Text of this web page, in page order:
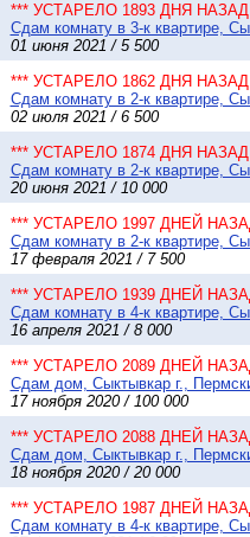
*** УСТАРЕЛО 1893 ДНЯ НАЗАД
Сдам комнату в 3-к квартире,
01 июня 2021 / 5 500
*** УСТАРЕЛО 1862 ДНЯ НАЗАД
Сдам комнату в 2-к квартире,
02 июля 2021 / 6 500
*** УСТАРЕЛО 1874 ДНЯ НАЗАД
Сдам комнату в 2-к квартире,
20 июня 2021 / 10 000
*** УСТАРЕЛО 1997 ДНЕЙ
Сдам комнату в 2-к квартире,
17 февраля 2021 / 7 500
*** УСТАРЕЛО 1939 ДНЕЙ
Сдам комнату в 4-к квартире,
16 апреля 2021 / 8 000
*** УСТАРЕЛО 2089 ДНЕЙ
Сдам дом, Сыктывкар г.,
17 ноября 2020 / 100 000
*** УСТАРЕЛО 2088 ДНЕЙ
Сдам дом, Сыктывкар г.,
18 ноября 2020 / 20 000
*** УСТАРЕЛО 1987 ДНЕЙ
Сдам комнату в 4-к квартире,